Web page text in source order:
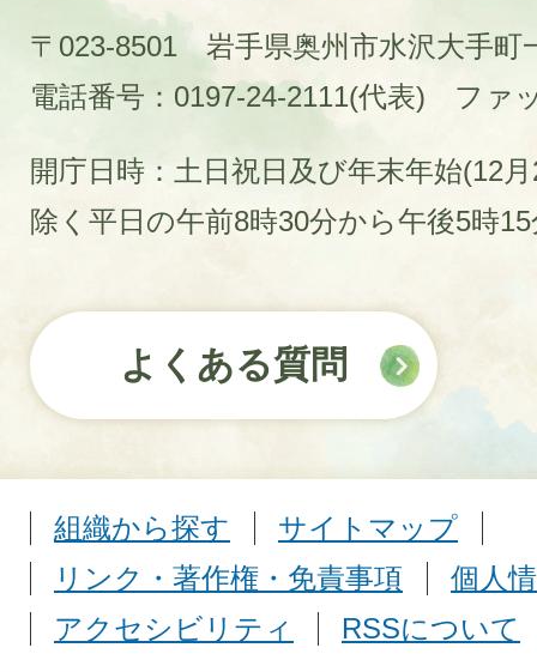
〒023-8501 岩手県奥州市水沢大手町
電話番号：0197-24-2111(代表)
ファ
開庁日時：土日祝日及び年末年始(12
除く平日の午前8時30分から午後5時
よくある質問
組織から探す
サイトマップ
リンク・著作権・免責事項
個人
アクセシビリティ
RSSについて